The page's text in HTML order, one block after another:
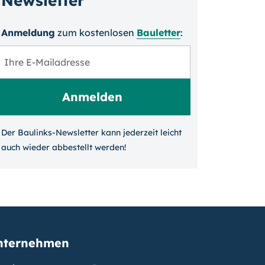
Anmeldung zum kosten­losen Bauletter:
Der Baulinks-Newsletter kann jeder­zeit leicht
auch wieder ab­bestellt werden!